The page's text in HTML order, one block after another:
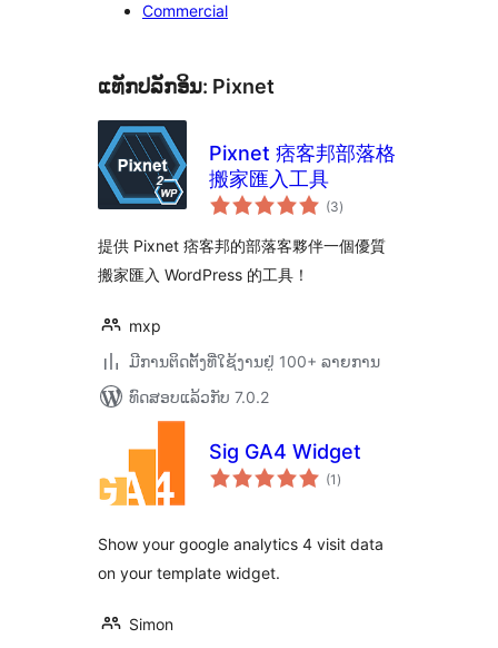
Commercial
ແທັກປລັກອິນ: Pixnet
Pixnet 痞客邦部落格
搬家匯入工具
(3ຄະແນນ
ທັງໝົດ
)
提供 Pixnet 痞客邦的部落客夥伴一個優質
搬家匯入 WordPress 的工具！
mxp
ມີການຕິດຕັ້ງທີ່ໃຊ້ງານຢູ່ 100+ ລາຍການ
ທົດສອບແລ້ວກັບ 7.0.2
Sig GA4 Widget
(1 ຄະແນນ
ທັງໝົດ
)
Show your google analytics 4 visit data
on your template widget.
Simon